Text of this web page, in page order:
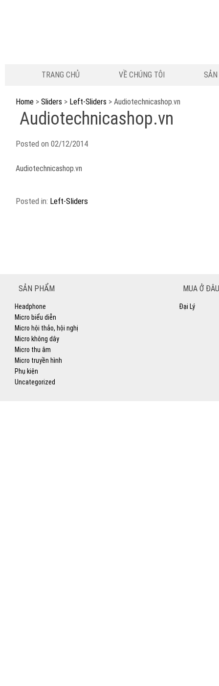
TRANG CHỦ VỀ CHÚNG TÔI
Home >Sliders > Left-Sliders >Audiotechnicashop.vn
Audiotechnicashop.vn
Posted on02/12/2014
Audiotechnicashop.vn
Posted in: Left-Sliders
SẢN PHẨM
Headphone
Micro biểu diễn
Micro hội thảo, hội nghị
Micro không dây
Micro thu âm
Micro truyền hình
Phụ kiện
Uncategorized
MUA Ở
Đại Lý